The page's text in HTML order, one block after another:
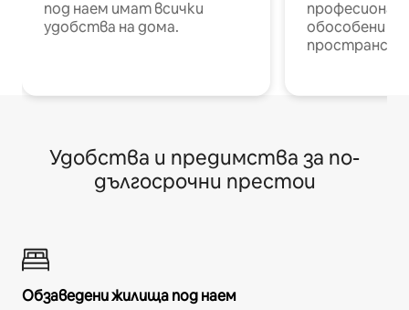
под наем имат всички
удобства на дома.
обособени
Удобства и предимства за по-
дългосрочни престои
Обзаведени жилища под наем